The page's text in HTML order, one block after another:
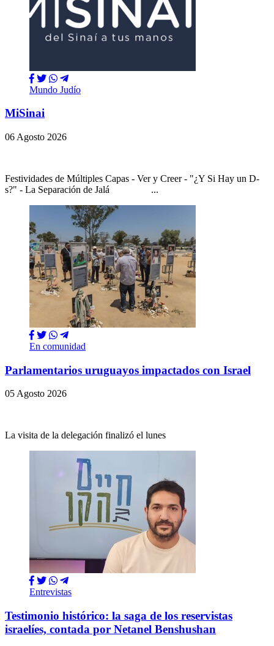
Mundo Judío
MiSinai
06 Agosto 2026
Festividades de Múltiples Capas - Ver y Creer - "¿Y Si Hay un D-
s?" - La Separación de Jalá ...
En comunidad
Parlamentarios uruguayos impactados con Israel
05 Agosto 2026
La visita de la delegación finalizó el lunes
Entrevistas
Testimonio histórico: la saga de los reservistas
israelíes, contada por Netanel Benshushan